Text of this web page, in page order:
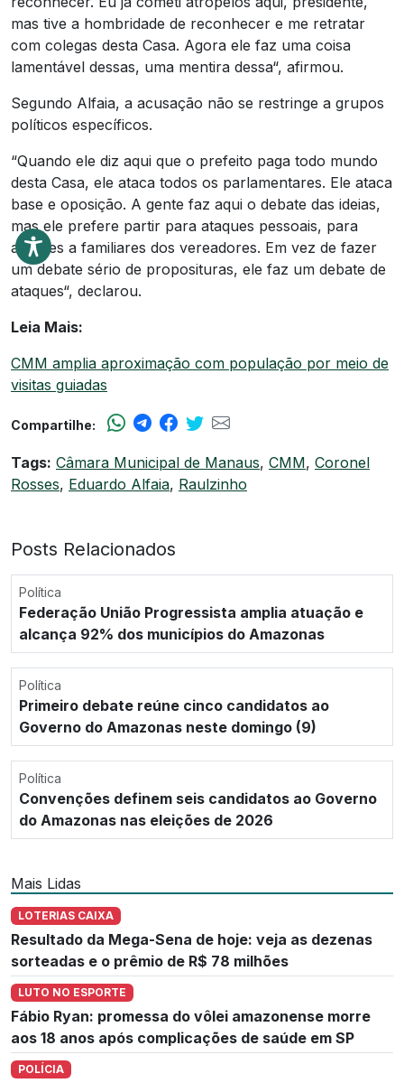
mas tive a hombridade de reconhecer e me retratar
com colegas desta Casa. Agora ele faz uma coisa
lamentável dessas, uma mentira dessa“, afirmou.
Segundo Alfaia, a acusação não se restringe a grupos
políticos específicos.
“Quando ele diz aqui que o prefeito paga todo mundo
desta Casa, ele ataca todos os parlamentares. Ele ataca
base e oposição. A gente faz aqui o debate das ideias,
mas ele prefere partir para ataques pessoais, para
ataques a familiares dos vereadores. Em vez de fazer
um debate sério de proposituras, ele faz um debate de
ataques“, declarou.
Leia Mais:
CMM amplia aproximação com população por meio de
visitas guiadas
Compartilhe:
Tags: Câmara Municipal de Manaus, CMM, Coronel
Rosses, Eduardo Alfaia, Raulzinho
Posts Relacionados
Política
Federação União Progressista amplia atuação e
alcança 92% dos municípios do Amazonas
Política
Primeiro debate reúne cinco candidatos ao
Governo do Amazonas neste domingo (9)
Política
Convenções definem seis candidatos ao Governo
do Amazonas nas eleições de 2026
Mais Lidas
LOTERIAS CAIXA
Resultado da Mega-Sena de hoje: veja as dezenas
sorteadas e o prêmio de R$ 78 milhões
LUTO NO ESPORTE
Fábio Ryan: promessa do vôlei amazonense morre
aos 18 anos após complicações de saúde em SP
POLÍCIA